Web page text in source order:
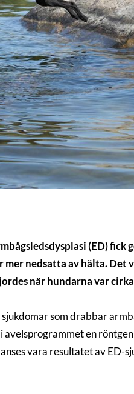
(ED)
nedsatta av hälta. Det
när hundarna var
som drabbar
en
vara resultatet av ED-